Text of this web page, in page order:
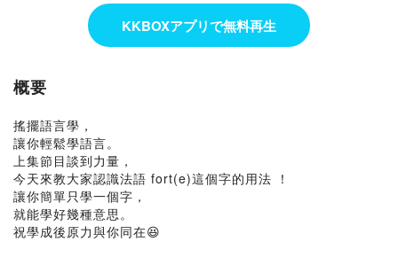
KKBOXアプリで無料再生
概要
搖擺語言學，
讓你輕鬆學語言。
上集節目談到力量，
今天來教大家認識法語 fort(e)這個字的用法 ！
讓你簡單只學一個字，
就能學好幾種意思。
祝學成後原力與你同在😆